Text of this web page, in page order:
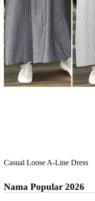
Casual Loose A-Line Dress
Nama Popular 2026